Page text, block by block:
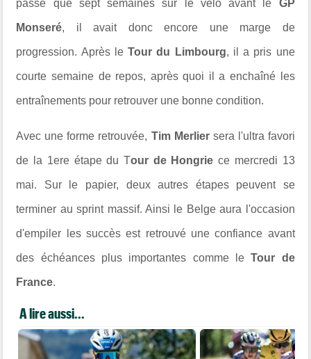
passé que sept semaines sur le vélo avant le GP
Monseré, il avait donc encore une marge de
progression. Après leTour du Limbourg, il a pris une
courte semaine de repos, après quoi il a enchaîné les
entraînements pour retrouver une bonne condition.
Avec une forme retrouvée, Tim Merliersera l'ultra favori
de la 1ere étape du Tour de Hongrie ce mercredi 13
mai. Sur le papier, deux autres étapes peuvent se
terminer au sprint massif. Ainsi le Belge aura l'occasion
d'empiler les succès est retrouvé une confiance avant
des échéances plus importantes comme leTour de
France.
A lire aussi...